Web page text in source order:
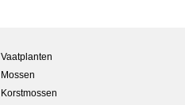
Vaatplanten
Mossen
Korstmossen